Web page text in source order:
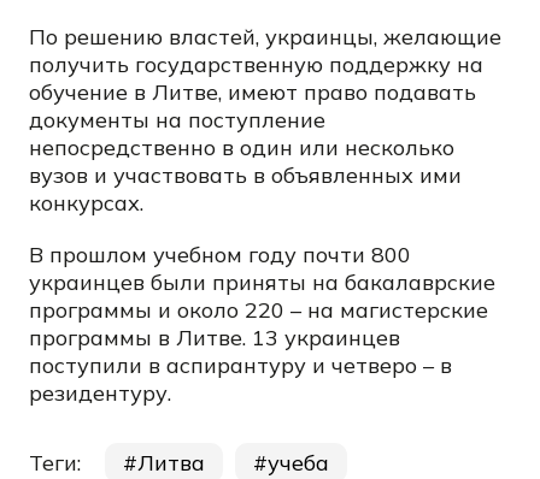
По решению властей, украинцы, желающие
получить государственную поддержку на
обучение в Литве, имеют право подавать
документы на поступление
непосредственно в один или несколько
вузов и участвовать в объявленных ими
конкурсах.
В прошлом учебном году почти 800
украинцев были приняты на бакалаврские
программы и около 220 – на магистерские
программы в Литве. 13 украинцев
поступили в аспирантуру и четверо – в
резидентуру.
Теги: Литва учеба